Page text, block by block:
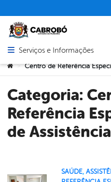
Abrir menu principal de
Serviços e Informações
Você está aqui:
>
Categoria:
Referência
de
SAÚDE,